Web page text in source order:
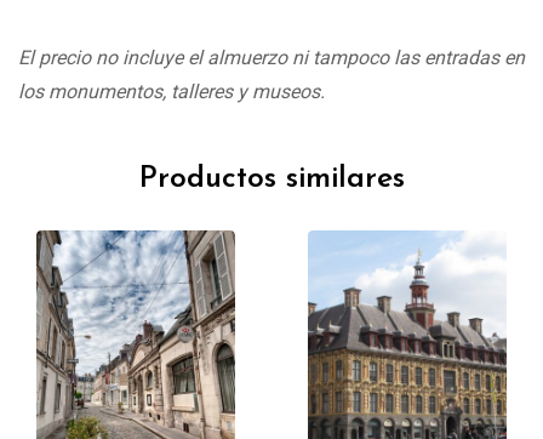
El precio no incluye el almuerzo ni tampoco las entradas en
los monumentos, talleres y museos.
Productos similares